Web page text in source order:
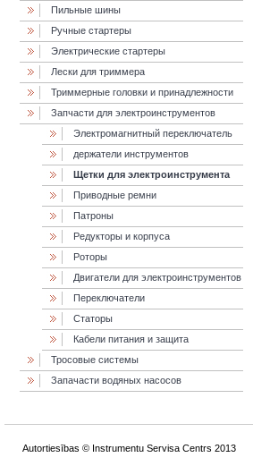
Пильные шины
Ручные стартеры
Электрические стартеры
Лески для триммера
Триммерные головки и принадлежности
Запчасти для электроинструментов
Электромагнитный переключатель
держатели инструментов
Щетки для электроинструмента
Приводные ремни
Патроны
Редукторы и корпуса
Роторы
Двигатели для электроинструментов
Переключатели
Статоры
Кабели питания и защита
Тросовые системы
Запачасти водяных насосов
Autortiesības © Instrumentu Servisa Centrs 2013